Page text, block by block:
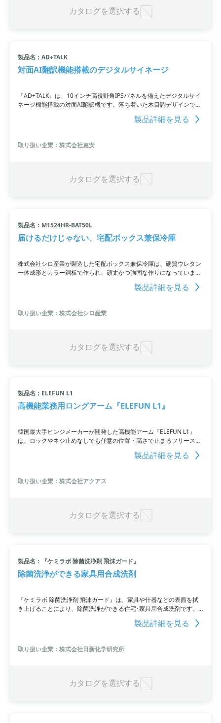
カタログを選択する
製品名：AD+TALK
対面AI翻訳機能搭載のデジタルサイネージ
『AD+TALK』は、10インチ高視野角IPSパネルを備えたデジタルサイ
ネージ機能搭載の対面AI翻訳機です。落ち着いた木目調デザインで、
翻訳機能を使用しない時にはデジタルサイネージとして動画や画像の
表示も可能。会議室や商談スペース、インフォメーションなどの様々
製品詳細を見る
取り扱い企業：株式会社恵安
カタログを選択する
製品名：M1524HR-BAT50L
届けるだけじゃない、宅配ボックス兼保冷庫
株式会社シロ産業が製造した宅配ボックス兼保冷庫は、硬質ウレタン
一体成形とカラー鋼板で作られ、頑丈かつ強固な作りになっていま
す。組み立て不要で、脚を取り付けるだけで使用できます。さらに、
電源を必要とせず、予め冷凍庫で凍らせた保冷剤をセットすること
用ロックが付属しており、キーの複製も不可能です。受け取りも取り
出しも簡単な操作で行えます。宅配ボックスとしてはもちろん、保冷
製品詳細を見る
取り扱い企業：株式会社シロ産業
カタログを選択する
製品名：ELEFUN L1
高機能業務用ロングアーム『ELEFUN L1』
韓国最大手ヒンジメーカーが開発した高機能アーム『ELEFUN L1』
は、ロックやネジ止めなしでも任意の位置・高さで止まるフリースト
ップ機構を採用しています。病院や医療機器メーカーをはじめとする
お客様からの要望にも対応可能で、カスタマイズも可能です。最大リ
置タイプも選択可能。
製品詳細を見る
取り扱い企業：株式会社アクアス
カタログを選択する
製品名：『ケミラボ 除菌洗浄剤 飛沫ガード』
除菌洗浄ができる家具用合成洗剤
『ケミラボ 除菌洗浄剤 飛沫ガード』は、家具や什器などの表面を拭
き上げることにより、除菌洗浄ができる住宅･家具用合成洗剤です。
浮遊菌やホコリに付着した菌・ウイルスが静電気により誘引吸着する
のを防ぎ、汚れを防止。さらに菌の繁殖や有機物の分解を防いで悪臭
製品詳細を見る
取り扱い企業：株式会社日新化学研究所
カタログを選択する